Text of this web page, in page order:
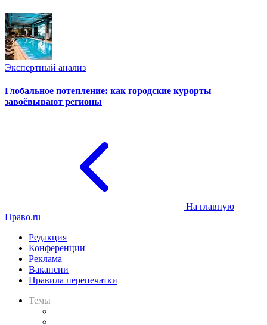
Экспертный анализ
Глобальное потепление: как городские курорты
завоёвывают регионы
На главную
Право.ru
Редакция
Конференции
Реклама
Вакансии
Правила перепечатки
Темы